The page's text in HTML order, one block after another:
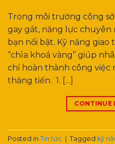
Trong môi trường công
gay gắt, năng lực chuyên
bạn nổi bật. Kỹ năng
“chìa khoá vàng” giúp
chỉ hoàn thành công việc
thăng tiến. 1. […]
CONTINUE
Posted in Tin tức Tagged kỹ